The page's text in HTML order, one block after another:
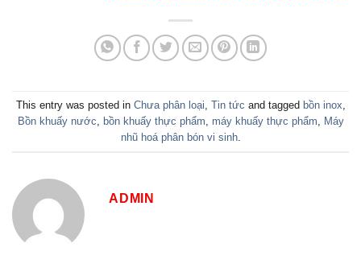
This entry was posted in Chưa phân loại Tin tức and tagged bồn inox
Bồn khuấy nước
bồn khuấy thực phẩm máy khuấy thực phẩm
Máy
nhũ hoá phân bón vi sinh.
ADMIN